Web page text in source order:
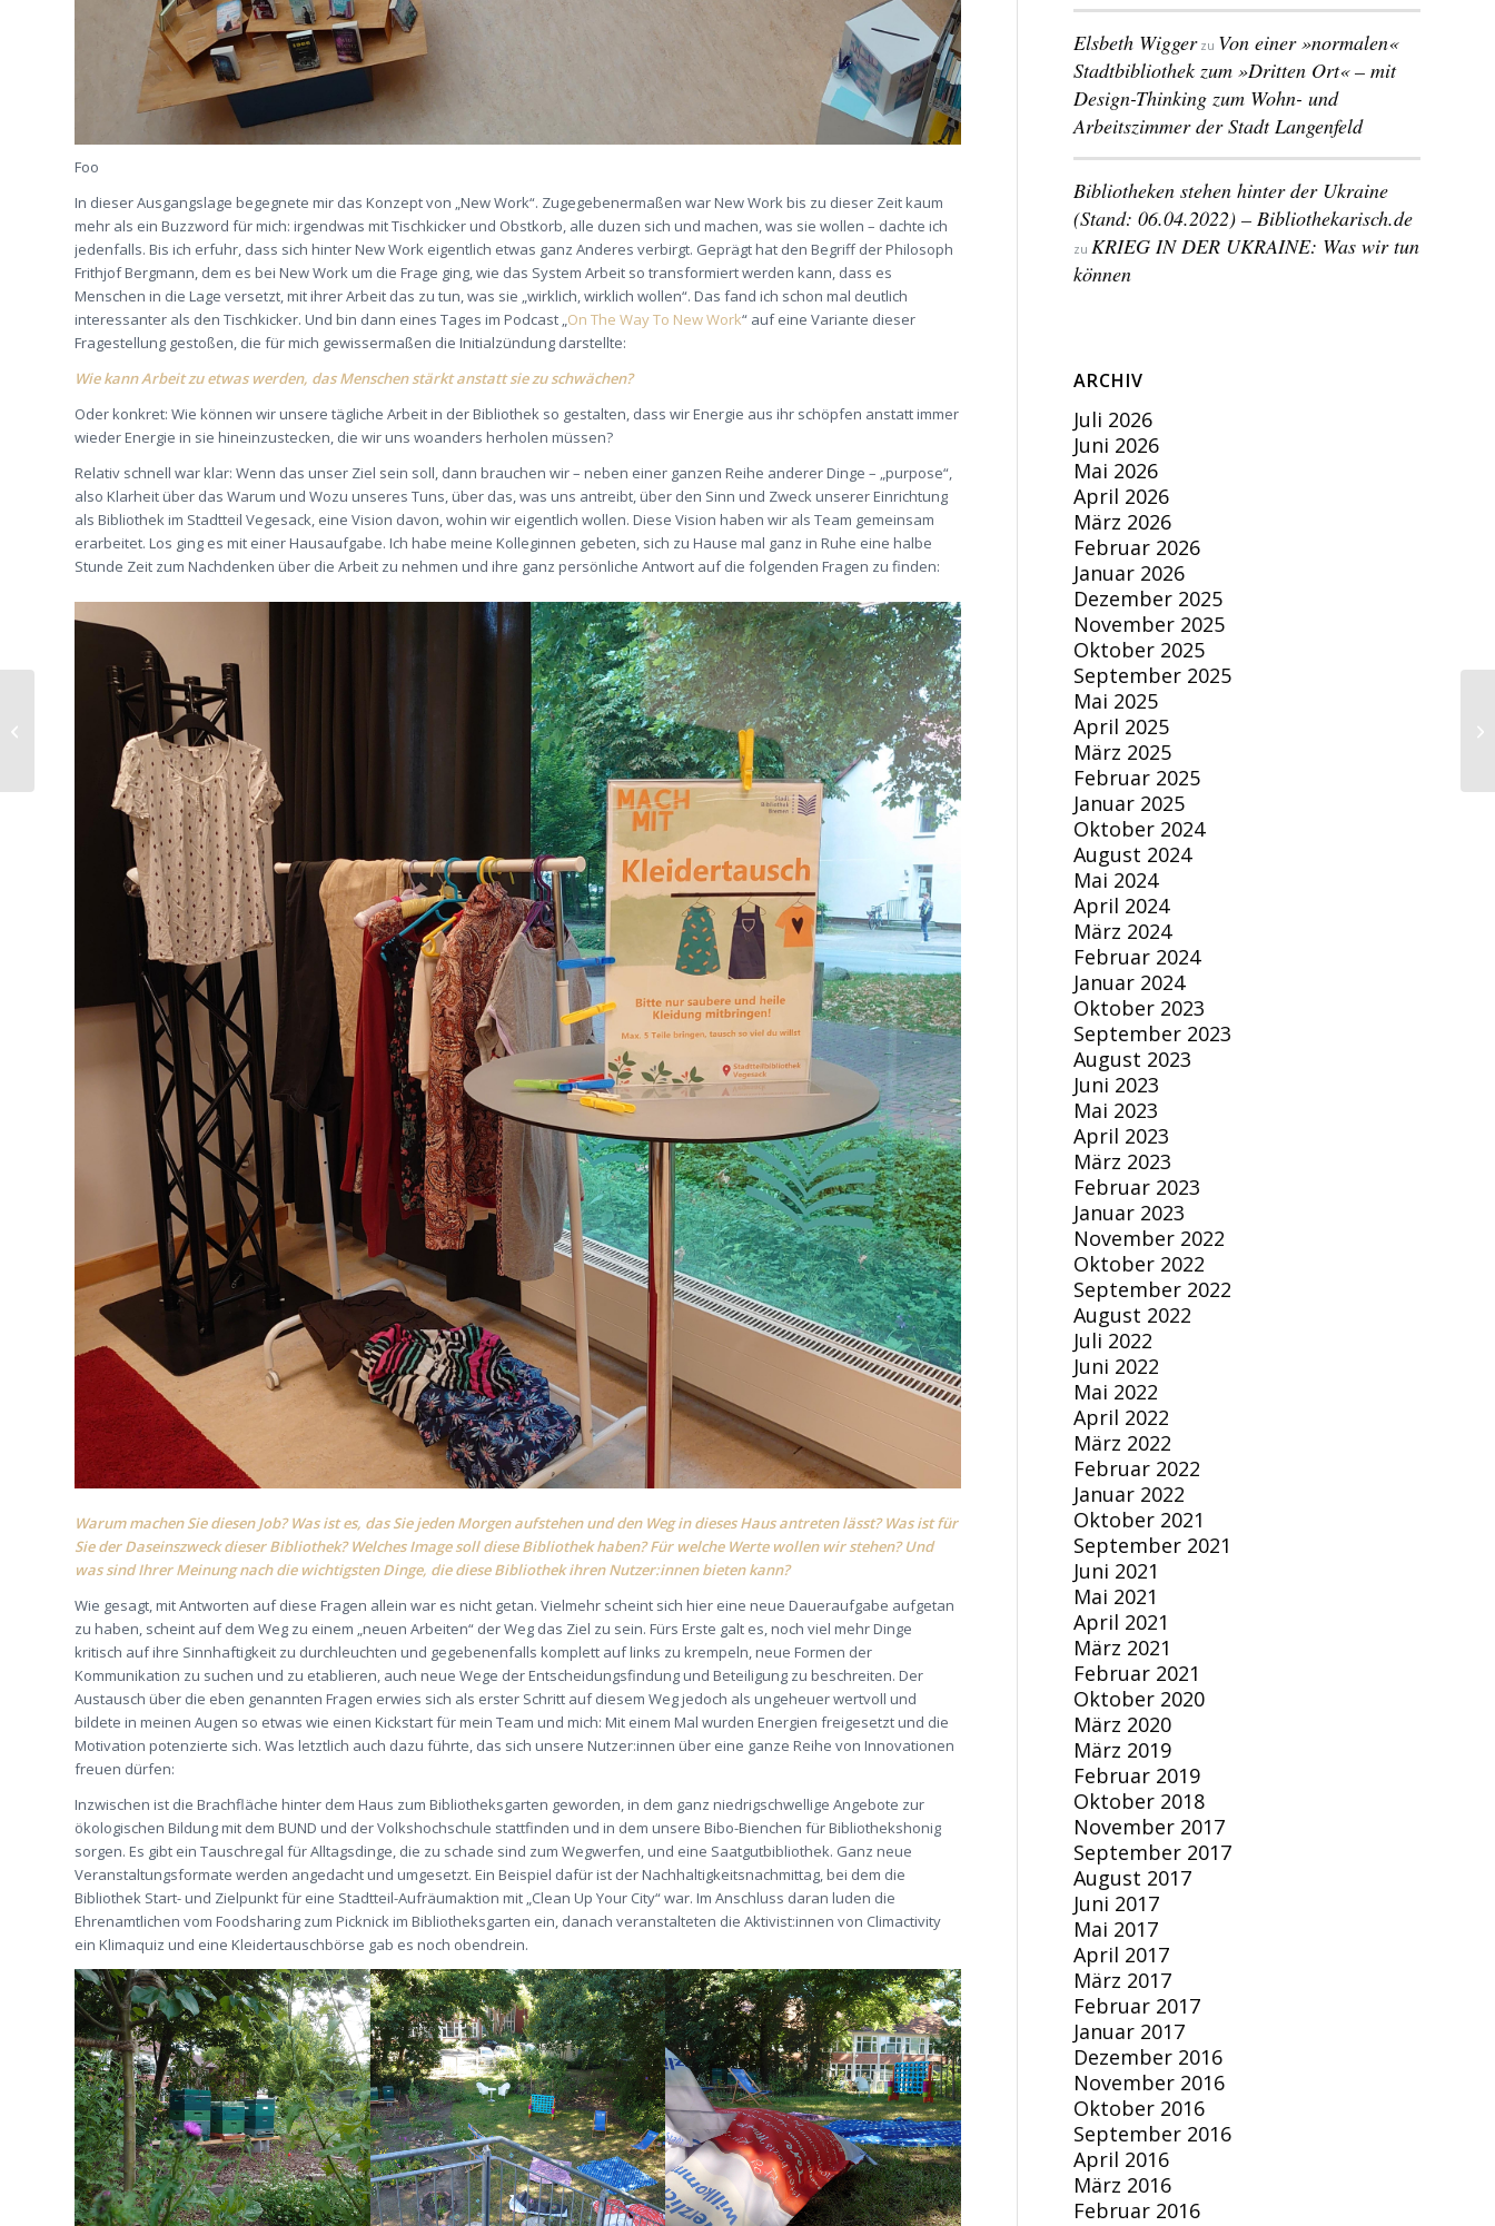
Foo
In dieser Ausgangslage begegnete mir das Konzept von „New Work“. Zugegebenermaßen war New Work bis zu dieser Zeit kaum
mehr als ein Buzzword für mich: irgendwas mit Tischkicker und Obstkorb, alle duzen sich und machen, was sie wollen – dachte ich
jedenfalls. Bis ich erfuhr, dass sich hinter New Work eigentlich etwas ganz Anderes verbirgt. Geprägt hat den Begriff der Philosoph
Frithjof Bergmann, dem es bei New Work um die Frage ging, wie das System Arbeit so transformiert werden kann, dass es
Menschen in die Lage versetzt, mit ihrer Arbeit das zu tun, was sie „wirklich, wirklich wollen“. Das fand ich schon mal deutlich
interessanter als den Tischkicker. Und bin dann eines Tages im Podcast „On The Way To New Work“ auf eine Variante dieser
Fragestellung gestoßen, die für mich gewissermaßen die Initialzündung darstellte:
Wie kann Arbeit zu etwas werden, das Menschen stärkt anstatt sie zu schwächen?
Oder konkret: Wie können wir unsere tägliche Arbeit in der Bibliothek so gestalten, dass wir Energie aus ihr schöpfen anstatt immer
wieder Energie in sie hineinzustecken, die wir uns woanders herholen müssen?
Relativ schnell war klar: Wenn das unser Ziel sein soll, dann brauchen wir – neben einer ganzen Reihe anderer Dinge – „purpose“,
also Klarheit über das Warum und Wozu unseres Tuns, über das, was uns antreibt, über den Sinn und Zweck unserer Einrichtung
als Bibliothek im Stadtteil Vegesack, eine Vision davon, wohin wir eigentlich wollen. Diese Vision haben wir als Team gemeinsam
erarbeitet. Los ging es mit einer Hausaufgabe. Ich habe meine Kolleginnen gebeten, sich zu Hause mal ganz in Ruhe eine halbe
Stunde Zeit zum Nachdenken über die Arbeit zu nehmen und ihre ganz persönliche Antwort auf die folgenden Fragen zu finden:
Warum machen Sie diesen Job? Was ist es, das Sie jeden Morgen aufstehen und den Weg in dieses Haus antreten lässt? Was ist für
Sie der Daseinszweck dieser Bibliothek? Welches Image soll diese Bibliothek haben? Für welche Werte wollen wir stehen? Und
was sind Ihrer Meinung nach die wichtigsten Dinge, die diese Bibliothek ihren Nutzer:innen bieten kann?
Wie gesagt, mit Antworten auf diese Fragen allein war es nicht getan. Vielmehr scheint sich hier eine neue Daueraufgabe aufgetan
zu haben, scheint auf dem Weg zu einem „neuen Arbeiten“ der Weg das Ziel zu sein. Fürs Erste galt es, noch viel mehr Dinge
kritisch auf ihre Sinnhaftigkeit zu durchleuchten und gegebenenfalls komplett auf links zu krempeln, neue Formen der
Kommunikation zu suchen und zu etablieren, auch neue Wege der Entscheidungsfindung und Beteiligung zu beschreiten. Der
Austausch über die eben genannten Fragen erwies sich als erster Schritt auf diesem Weg jedoch als ungeheuer wertvoll und
bildete in meinen Augen so etwas wie einen Kickstart für mein Team und mich: Mit einem Mal wurden Energien freigesetzt und die
Motivation potenzierte sich. Was letztlich auch dazu führte, das sich unsere Nutzer:innen über eine ganze Reihe von Innovationen
freuen dürfen:
Inzwischen ist die Brachfläche hinter dem Haus zum Bibliotheksgarten geworden, in dem ganz niedrigschwellige Angebote zur
ökologischen Bildung mit dem BUND und der Volkshochschule stattfinden und in dem unsere Bibo-Bienchen für Bibliothekshonig
sorgen. Es gibt ein Tauschregal für Alltagsdinge, die zu schade sind zum Wegwerfen, und eine Saatgutbibliothek. Ganz neue
Veranstaltungsformate werden angedacht und umgesetzt. Ein Beispiel dafür ist der Nachhaltigkeitsnachmittag, bei dem die
Bibliothek Start- und Zielpunkt für eine Stadtteil-Aufräumaktion mit „Clean Up Your City“ war. Im Anschluss daran luden die
Ehrenamtlichen vom Foodsharing zum Picknick im Bibliotheksgarten ein, danach veranstalteten die Aktivist:innen von Climactivity
ein Klimaquiz und eine Kleidertauschbörse gab es noch obendrein.
Elsbeth Wiggerzu Von einer »normalen«
Stadtbibliothek zum »Dritten Ort« – mit
Design-Thinking zum Wohn- und
Arbeitszimmer der Stadt Langenfeld
Bibliotheken stehen hinter der Ukraine
(Stand: 06.04.2022) – Bibliothekarisch.de
zu KRIEG IN DER UKRAINE: Was wir tun
können
ARCHIV
Juli 2026
Juni 2026
Mai 2026
April 2026
März 2026
Februar 2026
Januar 2026
Dezember 2025
November 2025
Oktober 2025
September 2025
Mai 2025
April 2025
März 2025
Februar 2025
Januar 2025
Oktober 2024
August 2024
Mai 2024
April 2024
März 2024
Februar 2024
Januar 2024
Oktober 2023
September 2023
August 2023
Juni 2023
Mai 2023
April 2023
März 2023
Februar 2023
Januar 2023
November 2022
Oktober 2022
September 2022
August 2022
Juli 2022
Juni 2022
Mai 2022
April 2022
März 2022
Februar 2022
Januar 2022
Oktober 2021
September 2021
Juni 2021
Mai 2021
April 2021
März 2021
Februar 2021
Oktober 2020
März 2020
März 2019
Februar 2019
Oktober 2018
November 2017
September 2017
August 2017
Juni 2017
Mai 2017
April 2017
März 2017
Februar 2017
Januar 2017
Dezember 2016
November 2016
Oktober 2016
September 2016
April 2016
März 2016
Februar 2016
„Schnell und flexibel
auf die Bedarfe der
Nutzer*innen aller
Generationen...